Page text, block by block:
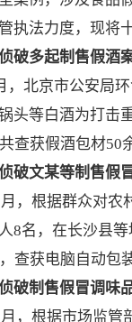
执法力度，现将
破多起制售假酒
北京市公安局环
头等白酒为打击
查获假酒包材50
破文某等制售假
根据群众对农村
8名，在长沙县
查获电脑自动包
破制售假冒调味
根据市场监管部